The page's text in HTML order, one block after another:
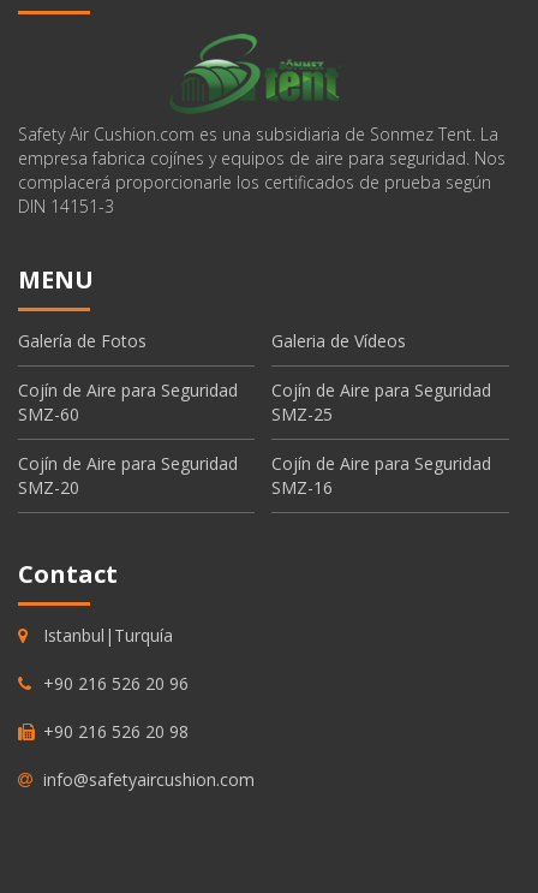
Safety Air Cushion.com es una subsidiaria de Sonmez Tent. La
empresa fabrica cojínes y equipos de aire para seguridad. Nos
complacerá proporcionarle los certificados de prueba según
DIN 14151-3
MENU
Galería de Fotos Galeria de Vídeos
Cojín de Aire para Seguridad
SMZ-60
Cojín de Aire para Seguridad
SMZ-25
Cojín de Aire para Seguridad
SMZ-20
Cojín de Aire para Seguridad
SMZ-16
Contact
Istanbul|Turquía
+90 216 526 20 96
+90 216 526 20 98
info@safetyaircushion.com